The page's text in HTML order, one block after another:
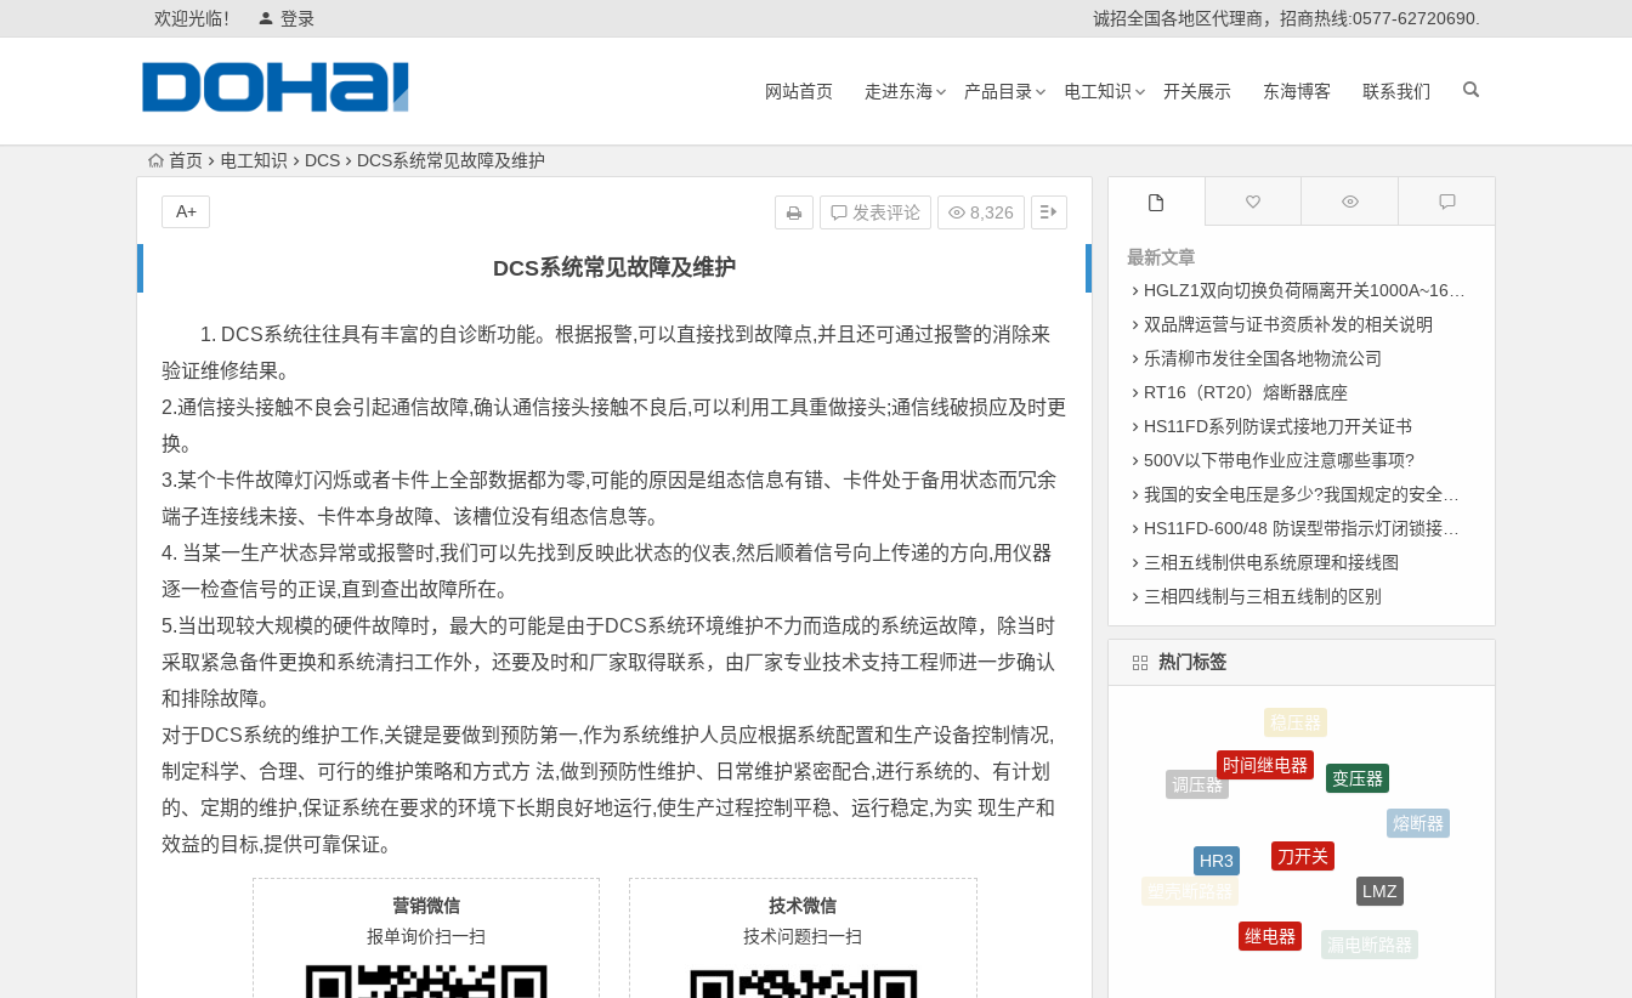
欢迎光临！ 登录 诚招全国各地区代理商，招商热线:0577-62720690.
网站首页 走进东海 产品目录 电工知识 开关展示 东海博客 联系我们
首页 电工知识 DCS DCS系统常见故障及维护
DCS系统常见故障及维护
发表评论 8,326
A+
1. DCS系统往往具有丰富的自诊断功能。根据报警,可以直接找到故障点,并且还可通过报警的消除来
验证维修结果。
2.通信接头接触不良会引起通信故障,确认通信接头接触不良后,可以利用工具重做接头;通信线破损应及时更
换。
3.某个卡件故障灯闪烁或者卡件上全部数据都为零,可能的原因是组态信息有错、卡件处于备用状态而冗余
端子连接线未接、卡件本身故障、该槽位没有组态信息等。
4. 当某一生产状态异常或报警时,我们可以先找到反映此状态的仪表,然后顺着信号向上传递的方向,用仪器
逐一检查信号的正误,直到查出故障所在。
5.当出现较大规模的硬件故障时，最大的可能是由于DCS系统环境维护不力而造成的系统运故障，除当时
采取紧急备件更换和系统清扫工作外，还要及时和厂家取得联系，由厂家专业技术支持工程师进一步确认
和排除故障。
对于DCS系统的维护工作,关键是要做到预防第一,作为系统维护人员应根据系统配置和生产设备控制情况,
制定科学、合理、可行的维护策略和方式方 法,做到预防性维护、日常维护紧密配合,进行系统的、有计划
的、定期的维护,保证系统在要求的环境下长期良好地运行,使生产过程控制平稳、运行稳定,为实 现生产和
效益的目标,提供可靠保证。
营销微信
报单询价扫一扫
技术微信
技术问题扫一扫
最新文章
HGLZ1双向切换负荷隔离开关1000A~1600A
双品牌运营与证书资质补发的相关说明
乐清柳市发往全国各地物流公司
RT16（RT20）熔断器底座
HS11FD系列防误式接地刀开关证书
500V以下带电作业应注意哪些事项?
我国的安全电压是多少?我国规定的安全电压
HS11FD-600/48 防误型带指示灯闭锁接地刀开关
三相五线制供电系统原理和接线图
三相四线制与三相五线制的区别
热门标签
调压器
时间继电器
变压器
熔断器
塑壳断路器
漏电断路器